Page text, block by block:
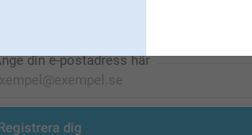
din e-postadress här
dig